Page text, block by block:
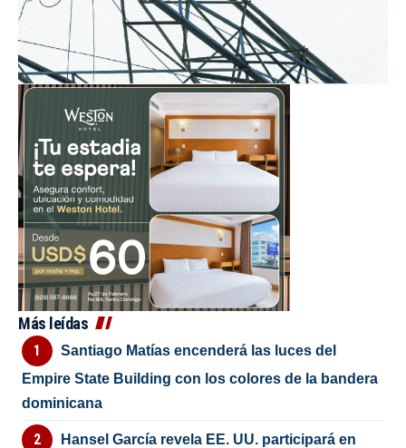
Más leídas
Santiago Matías encenderá las luces del
Empire State Building con los colores de la bandera
dominicana
Hansel García revela EE. UU. participará en